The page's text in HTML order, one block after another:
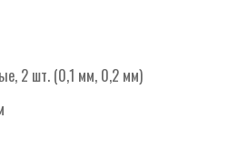
2 шт. (0,1 мм, 0,2 мм)